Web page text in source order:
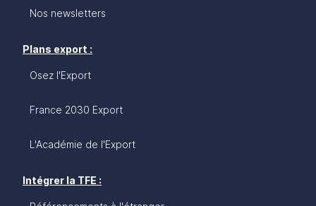
Nos newsletters
Plans export :
Osez l'Export
France 2030 Export
L'Académie de l'Export
Intégrer la TFE :